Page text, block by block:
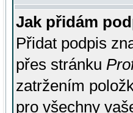
Jak přidám
Přidat podpis
přes stránku
zatržením
pro všechny